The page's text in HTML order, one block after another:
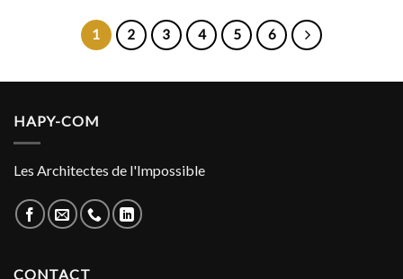
1 2 3 4 5 6
HAPY-COM
Les Architectes de l'Impossible
CONTACT